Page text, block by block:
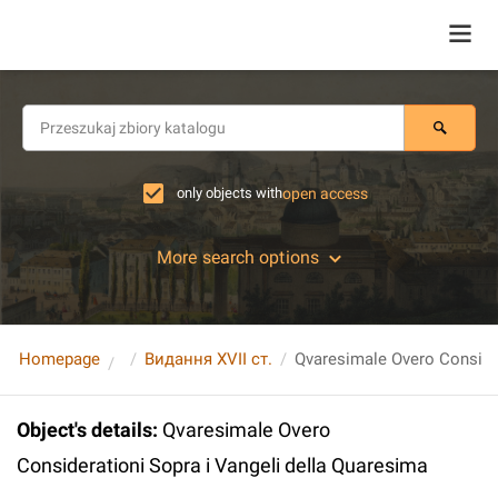
only objects withopen access
More search options
Homepage Видання XVII ст.
Object's details: Qvaresimale Overo
Considerationi Sopra i Vangeli della Quaresima